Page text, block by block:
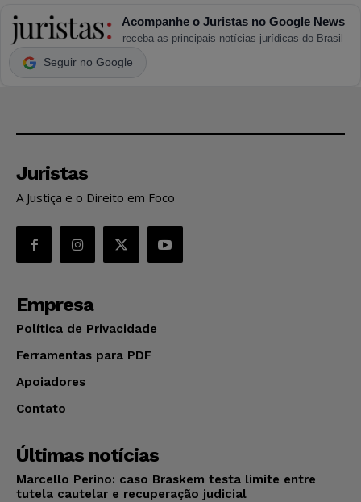
Acompanhe o Juristas no Google News
receba as principais notícias jurídicas do Brasil
Seguir no Google
Juristas
A Justiça e o Direito em Foco
Empresa
Política de Privacidade
Ferramentas para PDF
Apoiadores
Contato
Últimas notícias
Marcello Perino: caso Braskem testa limite entre
tutela cautelar e recuperação judicial